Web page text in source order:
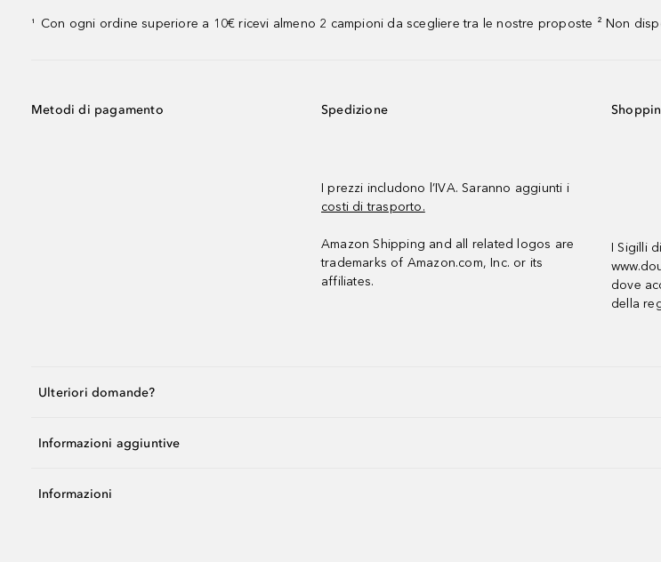
¹ Con ogni ordine superiore a 10€ ricevi almeno 2 campioni da scegliere tra le nostre proposte ² Non
Metodi di pagamento Spedizione
I prezzi includono l’IVA. Saranno aggiunti i
costi di trasporto.
Amazon Shipping and all related logos are
trademarks of Amazon.com, Inc. or its
affiliates.
I Sigilli
dove
della
Ulteriori domande?
Informazioni aggiuntive
Informazioni